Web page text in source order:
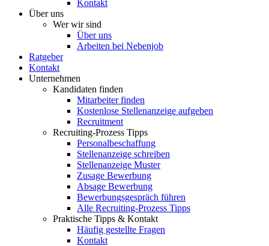
Kontakt
Über uns
Wer wir sind
Über uns
Arbeiten bei Nebenjob
Ratgeber
Kontakt
Unternehmen
Kandidaten finden
Mitarbeiter finden
Kostenlose Stellenanzeige aufgeben
Recruitment
Recruiting-Prozess Tipps
Personalbeschaffung
Stellenanzeige schreiben
Stellenanzeige Muster
Zusage Bewerbung
Absage Bewerbung
Bewerbungsgespräch führen
Alle Recruiting-Prozess Tipps
Praktische Tipps & Kontakt
Häufig gestellte Fragen
Kontakt